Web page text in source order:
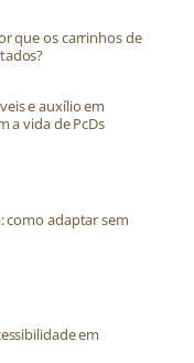
que os carrinhos de
e auxílio em
a vida de PcDs
como adaptar sem
em